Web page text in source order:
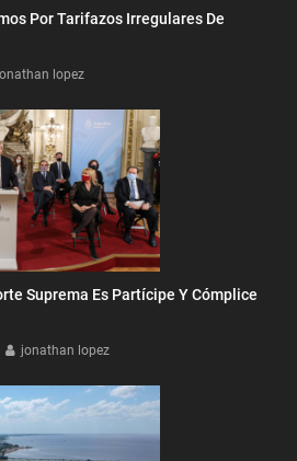
Por Tarifazos Irregulares De
lopez
Suprema Es Partícipe Y Cómplice
jonathan lopez